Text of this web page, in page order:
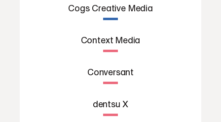
Cogs Creative Media
Context Media
Conversant
dentsu X